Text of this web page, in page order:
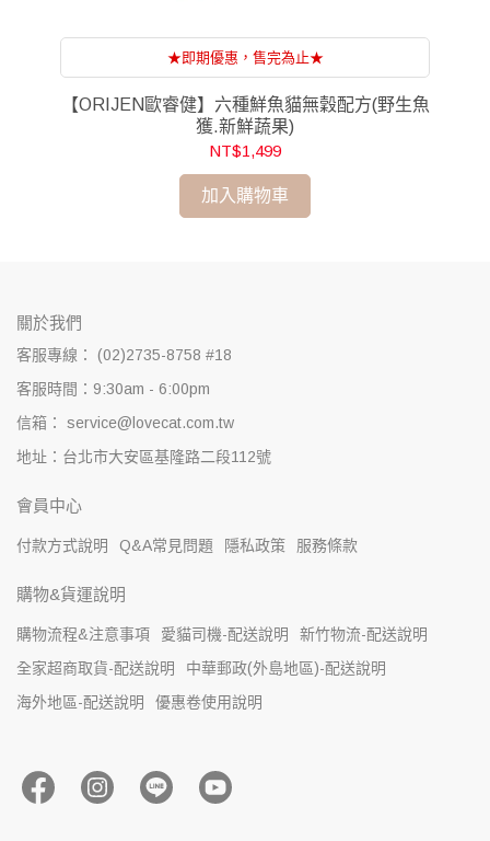
★即期優惠，售完為止★
【ORIJEN歐睿健】六種鮮魚貓無穀配方(野生魚
獲.新鮮蔬果)
NT$1,499
加入購物車
關於我們
客服專線： (02)2735-8758 #18
客服時間：9:30am - 6:00pm
信箱： service@lovecat.com.tw
地址：台北市大安區基隆路二段112號
會員中心
付款方式說明 Q&A常見問題 隱私政策 服務條款
購物&貨運說明
購物流程&注意事項 愛貓司機-配送說明
新竹物流-配送說明
全家超商取貨-配送說明
中華郵政(外島地區)-配送說明
海外地區-配送說明
優惠卷使用說明